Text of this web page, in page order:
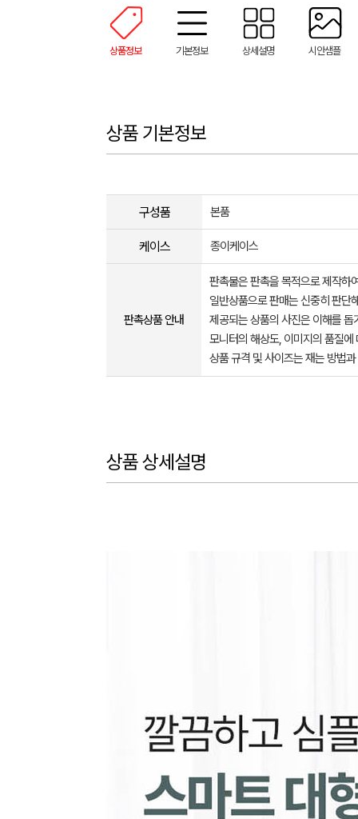
상품정보 기본정보 상세설명 시안샘플
상품 기본정보
구성품 본품
케이스 종이케이스
판촉상품 안내
판촉물은 판촉을 목적으로 제작하
일반상품으로 판매는 신중히 판단
제공되는 상품의 사진은 이해를
모니터의 해상도, 이미지의 품질
상품 규격 및 사이즈는 재는 방법
상품 상세설명